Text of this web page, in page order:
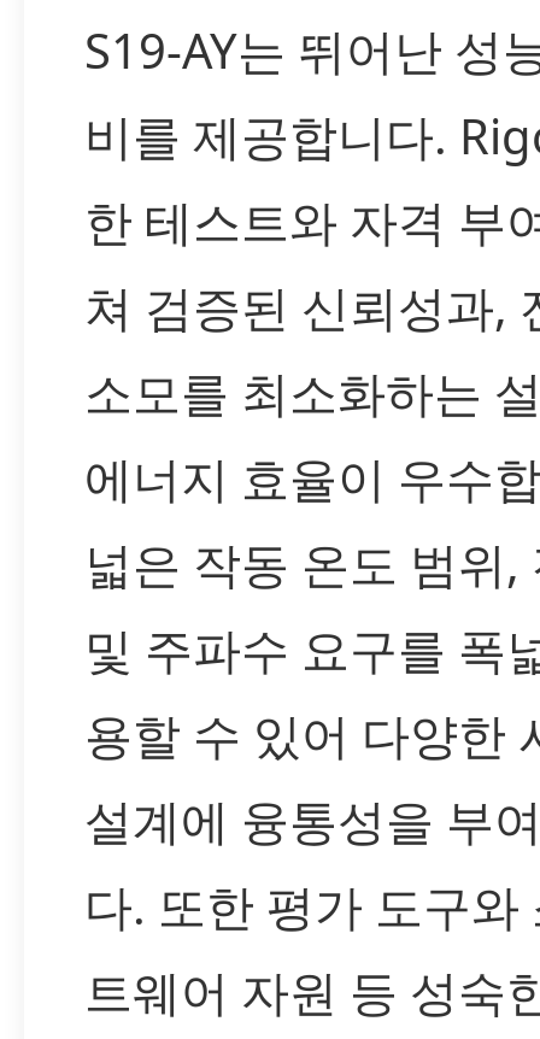
S19-AY는 뛰어난 성
비를 제공합니다.
한 테스트와 자격 부
쳐 검증된 신뢰성과,
소모를 최소화하는
에너지 효율이 우수
넓은 작동 온도 범위,
및 주파수 요구를 폭
용할 수 있어 다양한
설계에 융통성을 부
다. 또한 평가 도구와
트웨어 자원 등 성숙